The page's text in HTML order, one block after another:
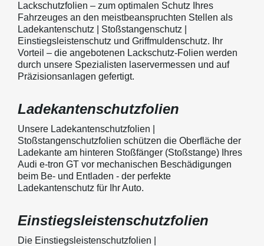
Lackschutzfolien – zum optimalen Schutz Ihres
Fahrzeuges an den meistbeanspruchten Stellen als
Ladekantenschutz | Stoßstangenschutz |
Einstiegsleistenschutz und Griffmuldenschutz. Ihr
Vorteil – die angebotenen Lackschutz-Folien werden
durch unsere Spezialisten laservermessen und auf
Präzisionsanlagen gefertigt.
Ladekantenschutzfolien
Unsere Ladekantenschutzfolien |
Stoßstangenschutzfolien schützen die Oberfläche der
Ladekante am hinteren Stoßfänger (Stoßstange) Ihres
Audi e-tron GT vor mechanischen Beschädigungen
beim Be- und Entladen - der perfekte
Ladekantenschutz für Ihr Auto.
Einstiegsleistenschutzfolien
Die Einstiegsleistenschutzfolien |